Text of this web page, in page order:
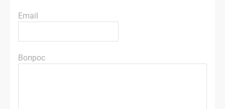
Email
Вопрос